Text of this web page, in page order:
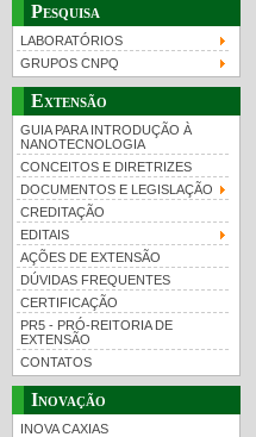
Pesquisa
LABORATÓRIOS
GRUPOS CNPQ
Extensão
GUIA PARA INTRODUÇÃO À
NANOTECNOLOGIA
CONCEITOS E DIRETRIZES
DOCUMENTOS E LEGISLAÇÃO
CREDITAÇÃO
EDITAIS
AÇÕES DE EXTENSÃO
DÚVIDAS FREQUENTES
CERTIFICAÇÃO
PR5 - PRÓ-REITORIA DE
EXTENSÃO
CONTATOS
Inovação
INOVA CAXIAS